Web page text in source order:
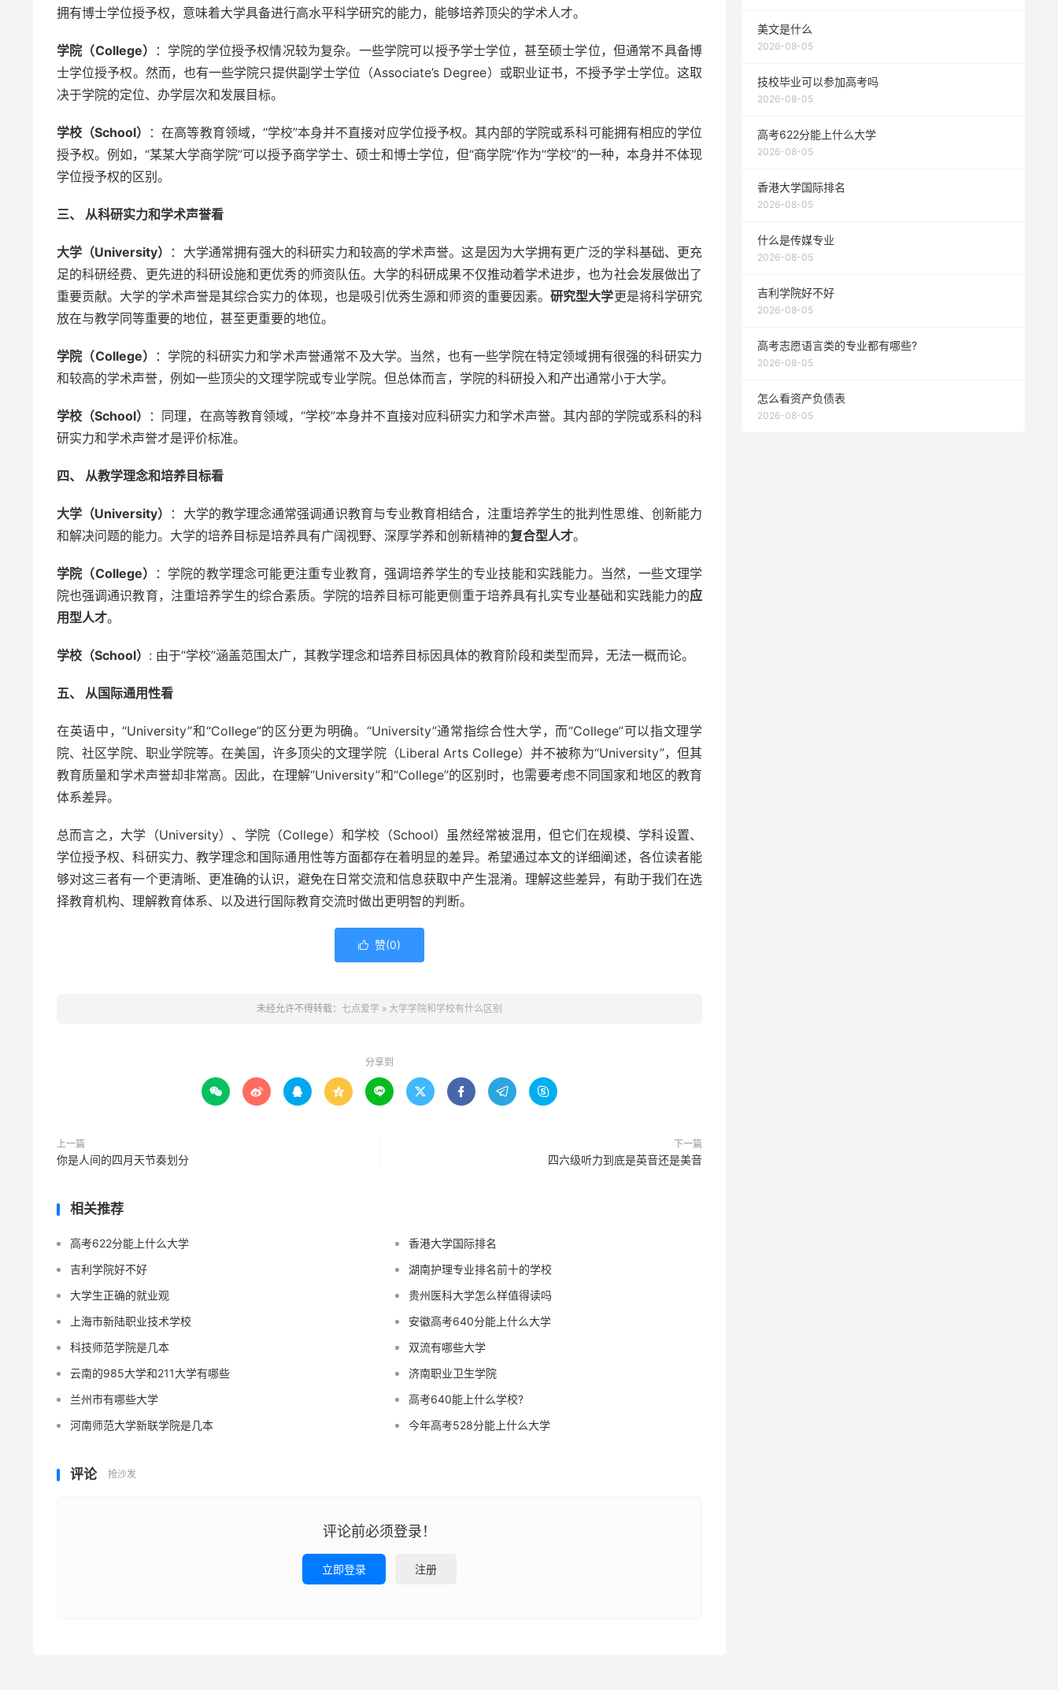
拥有博士学位授予权，意味着大学具备进行高水平科学研究的能力，能够培养顶尖的学术人才。
学院（College）
：学院的学位授予权情况较为复杂。一些学院可以授予学士学位，甚至硕士学位，但通常不具备博
士学位授予权。然而，也有一些学院只提供副学士学位（Associate’s Degree）或职业证书，不授予学士学位。这取
决于学院的定位、办学层次和发展目标。
学校（School）
：在高等教育领域，“学校”本身并不直接对应学位授予权。其内部的学院或系科可能拥有相应的学位
授予权。例如，“某某大学商学院”可以授予商学学士、硕士和博士学位，但“商学院”作为“学校”的一种，本身并不体现
学位授予权的区别。
三、 从科研实力和学术声誉看
大学（University）
：大学通常拥有强大的科研实力和较高的学术声誉。这是因为大学拥有更广泛的学科基础、更充
足的科研经费、更先进的科研设施和更优秀的师资队伍。大学的科研成果不仅推动着学术进步，也为社会发展做出了
重要贡献。大学的学术声誉是其综合实力的体现，也是吸引优秀生源和师资的重要因素。研究型大学更是将科学研究
放在与教学同等重要的地位，甚至更重要的地位。
学院（College）
：学院的科研实力和学术声誉通常不及大学。当然，也有一些学院在特定领域拥有很强的科研实力
和较高的学术声誉，例如一些顶尖的文理学院或专业学院。但总体而言，学院的科研投入和产出通常小于大学。
学校（School）
：同理，在高等教育领域，“学校”本身并不直接对应科研实力和学术声誉。其内部的学院或系科的科
研实力和学术声誉才是评价标准。
四、 从教学理念和培养目标看
大学（University）
：大学的教学理念通常强调通识教育与专业教育相结合，注重培养学生的批判性思维、创新能力
和解决问题的能力。大学的培养目标是培养具有广阔视野、深厚学养和创新精神的复合型人才。
学院（College）
：学院的教学理念可能更注重专业教育，强调培养学生的专业技能和实践能力。当然，一些文理学
院也强调通识教育，注重培养学生的综合素质。学院的培养目标可能更侧重于培养具有扎实专业基础和实践能力的应
用型人才。
学校（School） : 由于“学校”涵盖范围太广，其教学理念和培养目标因具体的教育阶段和类型而异，无法一概而论。
五、 从国际通用性看
在英语中，“University”和“College”的区分更为明确。“University”通常指综合性大学，而“College”可以指文理学
院、社区学院、职业学院等。在美国，许多顶尖的文理学院（Liberal Arts College）并不被称为“University”，但其
教育质量和学术声誉却非常高。因此，在理解“University”和“College”的区别时，也需要考虑不同国家和地区的教育
体系差异。
总而言之，大学（University）、学院（College）和学校（School）虽然经常被混用，但它们在规模、学科设置、
学位授予权、科研实力、教学理念和国际通用性等方面都存在着明显的差异。希望通过本文的详细阐述，各位读者能
够对这三者有一个更清晰、更准确的认识，避免在日常交流和信息获取中产生混淆。理解这些差异，有助于我们在选
择教育机构、理解教育体系、以及进行国际教育交流时做出更明智的判断。
 赞(0)
未经允许不得转载： 七点爱学 » 大学学院和学校有什么区别
分享到
        
上一篇
你是人间的四月天节奏划分
下一篇
四六级听力到底是英音还是美音
相关推荐
高考622分能上什么大学
香港大学国际排名
吉利学院好不好
湖南护理专业排名前十的学校
大学生正确的就业观
贵州医科大学怎么样值得读吗
上海市新陆职业技术学校
安徽高考640分能上什么大学
科技师范学院是几本
双流有哪些大学
云南的985大学和211大学有哪些
济南职业卫生学院
兰州市有哪些大学
高考640能上什么学校?
河南师范大学新联学院是几本
今年高考528分能上什么大学
评论 抢沙发
评论前必须登录！
立即登录 注册
美文是什么
2026-08-05
技校毕业可以参加高考吗
2026-08-05
高考622分能上什么大学
2026-08-05
香港大学国际排名
2026-08-05
什么是传媒专业
2026-08-05
吉利学院好不好
2026-08-05
高考志愿语言类的专业都有哪些?
2026-08-05
怎么看资产负债表
2026-08-05